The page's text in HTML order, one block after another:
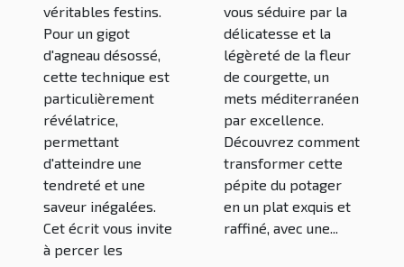
véritables festins.
Pour un gigot
d'agneau désossé,
cette technique est
particulièrement
révélatrice,
permettant
d'atteindre une
tendreté et une
saveur inégalées.
Cet écrit vous invite
à percer les
vous séduire par la
délicatesse et la
légèreté de la fleur
de courgette, un
mets méditerranéen
par excellence.
Découvrez comment
transformer cette
pépite du potager
en un plat exquis et
raffiné, avec une...